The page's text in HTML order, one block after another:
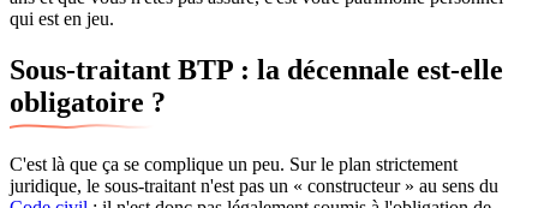
qui est en jeu.
Sous-traitant BTP : la décennale est-elle
obligatoire ?
C'est là que ça se complique un peu. Sur le plan strictement
juridique, le sous-traitant n'est pas un « constructeur » au sens du